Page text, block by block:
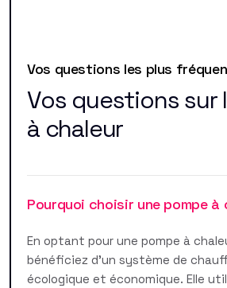
Vos questions les plus
Vos questions sur
à chaleur
Pourquoi choisir une pompe à
En optant pour une pompe à
bénéficiez d'un système de
écologique et économique. Elle